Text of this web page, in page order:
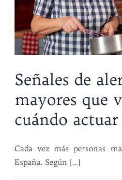
Señales de
mayores que
cuándo actuar
Cada vez más personas
España. Según [...]